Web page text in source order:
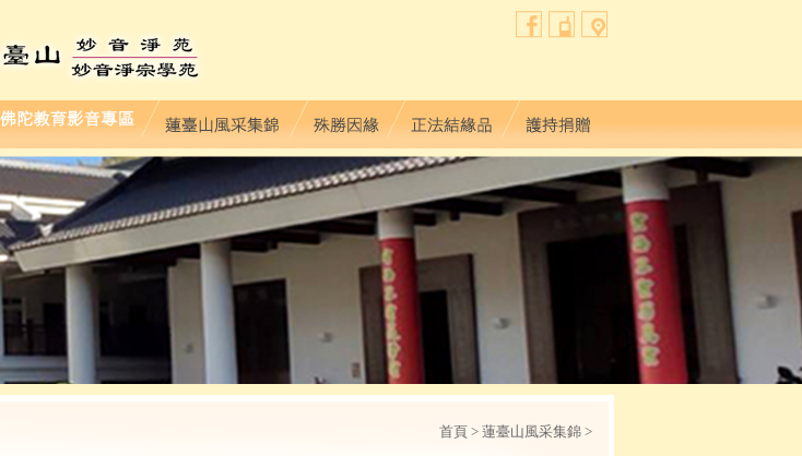
首頁 > 蓮臺山風采集錦 >